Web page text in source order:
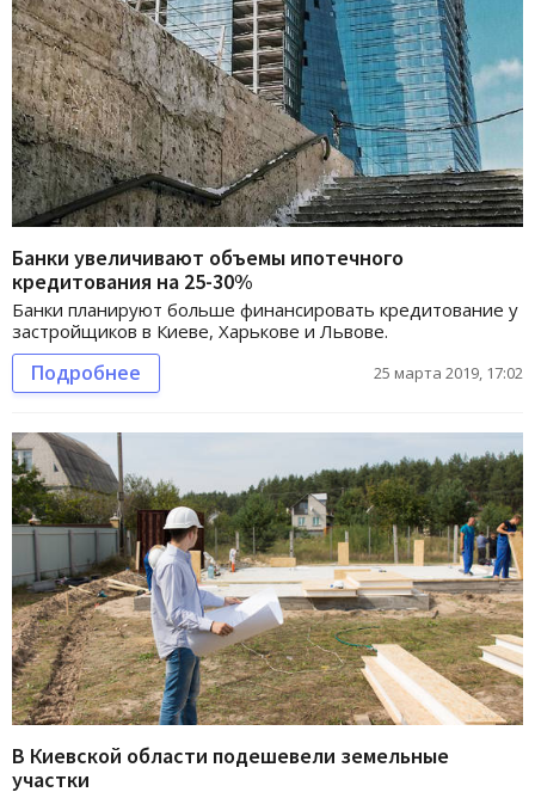
Банки увеличивают объемы ипотечного
кредитования на 25-30%
Банки планируют больше финансировать кредитование у
застройщиков в Киеве, Харькове и Львове.
Подробнее 25 марта 2019, 17:02
В Киевской области подешевели земельные
участки